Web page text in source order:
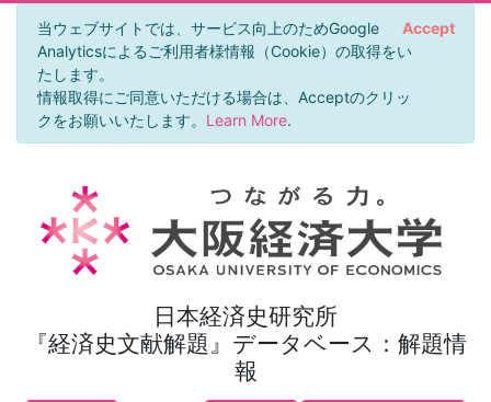
当ウェブサイトでは、サービス向上のためGoogle
Analyticsによるご利用者様情報（Cookie）の取得をい
たします。
情報取得にご同意いただける場合は、Acceptのクリッ
クをお願いいたします。 Learn More.
Accept
日本経済史研究所
『経済史文献解題』データベース：解題情
報